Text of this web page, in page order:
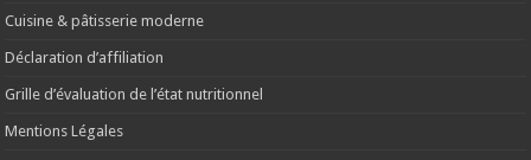
Cuisine & pâtisserie moderne
Déclaration d’affiliation
Grille d’évaluation de l’état nutritionnel
Mentions Légales